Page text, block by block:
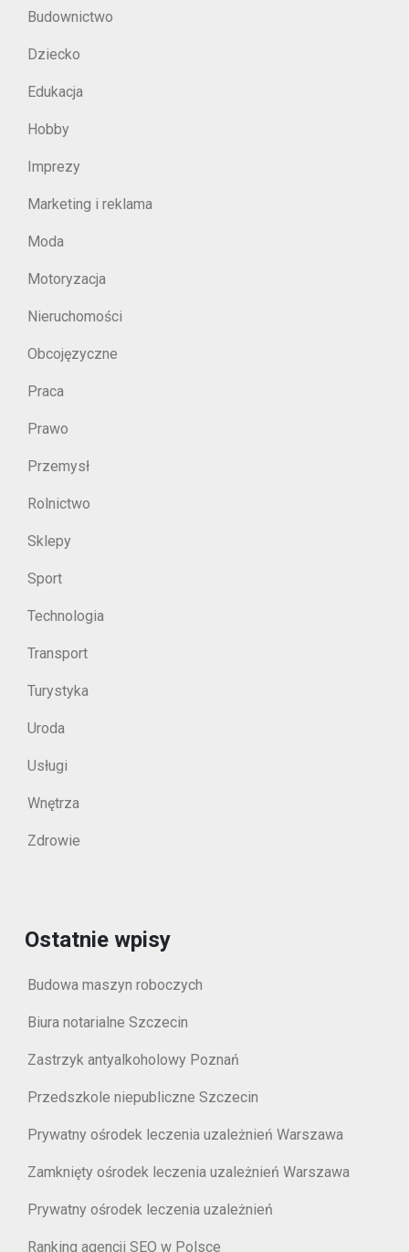
Budownictwo
Dziecko
Edukacja
Hobby
Imprezy
Marketing i reklama
Moda
Motoryzacja
Nieruchomości
Obcojęzyczne
Praca
Prawo
Przemysł
Rolnictwo
Sklepy
Sport
Technologia
Transport
Turystyka
Uroda
Usługi
Wnętrza
Zdrowie
Ostatnie wpisy
Budowa maszyn roboczych
Biura notarialne Szczecin
Zastrzyk antyalkoholowy Poznań
Przedszkole niepubliczne Szczecin
Prywatny ośrodek leczenia uzależnień Warszawa
Zamknięty ośrodek leczenia uzależnień Warszawa
Prywatny ośrodek leczenia uzależnień
Ranking agencji SEO w Polsce